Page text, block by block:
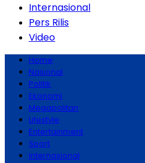
Internasional
Pers Rilis
Video
Home
Nasional
Politik
Ekonomi
Megapolitan
Lifestyle
Entertainment
Sport
Internasional